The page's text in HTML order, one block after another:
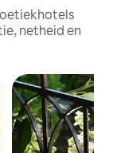
netheid en